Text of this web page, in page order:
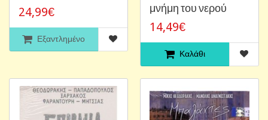
24,99€
Εξαντλημένο
μνήμη του νερού
14,49€
Καλάθι